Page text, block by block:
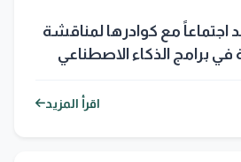
اجتماعاً مع كوادرها لمناقشة
برامج الذكاء الاصطناعي
اقرأ المزيد